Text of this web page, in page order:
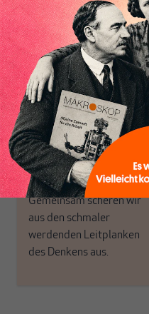
Inhaltsverzeichnis
in Deutschland
MAKROSKOP steht für
das große Ganze. Wir
haben einen Blick auf
Geld, Wirtschaft und
Politik, den Sie so
woanders nicht finden.
Dabei leben wir von
unseren Autoren, ihren
Recherchen, ihrem
und ihrem Enthusiasmus.
Gemeinsam scheren wir
aus den schmaler
werdenden Leitplanken
des Denkens aus.